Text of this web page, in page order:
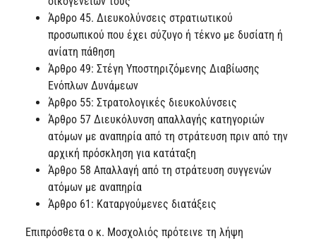
Άρθρο 45. Διευκολύνσεις στρατιωτικού
προσωπικού που έχει σύζυγο ή τέκνο με δυσίατη ή
ανίατη πάθηση
Άρθρο 49: Στέγη Υποστηριζόμενης Διαβίωσης
Ενόπλων Δυνάμεων
Άρθρο 55: Στρατολογικές διευκολύνσεις
Άρθρο 57 Διευκόλυνση απαλλαγής κατηγοριών
ατόμων με αναπηρία από τη στράτευση πριν από την
αρχική πρόσκληση για κατάταξη
Άρθρο 58 Απαλλαγή από τη στράτευση συγγενών
ατόμων με αναπηρία
Άρθρο 61: Καταργούμενες διατάξεις
Επιπρόσθετα ο κ. Μοσχολιός πρότεινε τη λήψη